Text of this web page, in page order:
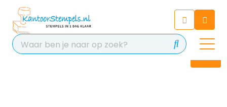
Chat 24/7 met onze chatbot
voor hulp
Contact